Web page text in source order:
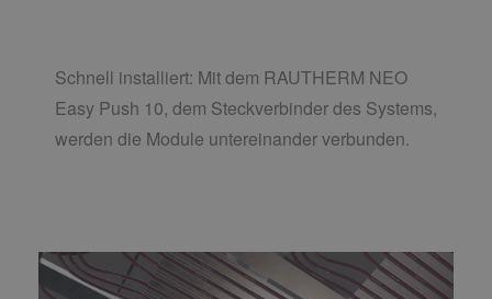
Schnell installiert: Mit dem RAUTHERM NEO
Easy Push 10, dem Steckverbinder des Systems,
werden die Module untereinander verbunden.